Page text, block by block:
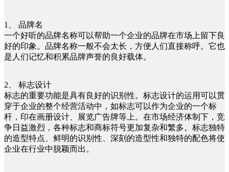
1、 品牌名
一个好听的品牌名称可以帮助一个企业的品牌在市场上留下良
好的印象。品牌名称一般不会太长，方便人们直接称呼。它也
是人们记忆和积累品牌声誉的良好载体。
2、 标志设计
标志的重要功能是具有良好的识别性。标志设计的运用可以贯
穿于企业的整个经营活动中，如标志可以作为企业的一个标
杆，印在画册设计、展览广告牌等上。在市场经济体制下，竞
争日益激烈，各种标志和商标符号更加复杂和繁多。标志独特
的造型特点、鲜明的识别性、深刻的造型性和独特的配色将使
企业在行业中脱颖而出。